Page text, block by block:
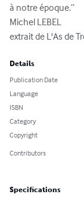
à notre époque.”
Michel LEBEL
extrait de L'As de
Details
Publication Date
Language
ISBN
Category
Copyright
Contributors
Specifications